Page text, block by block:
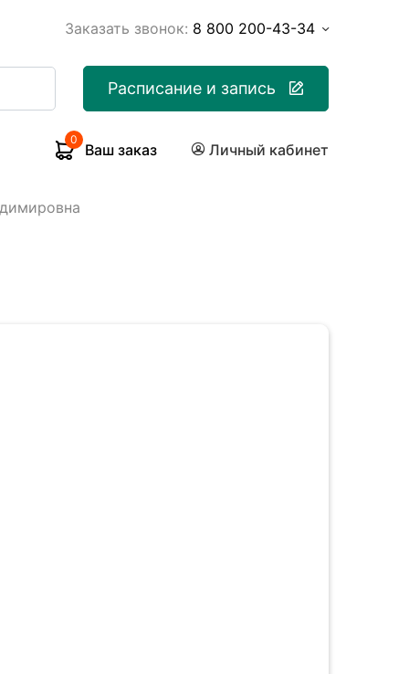
Заказать звонок: 8 800 200-43-34
Расписание и запись
0
Ваш заказ Личный кабинет